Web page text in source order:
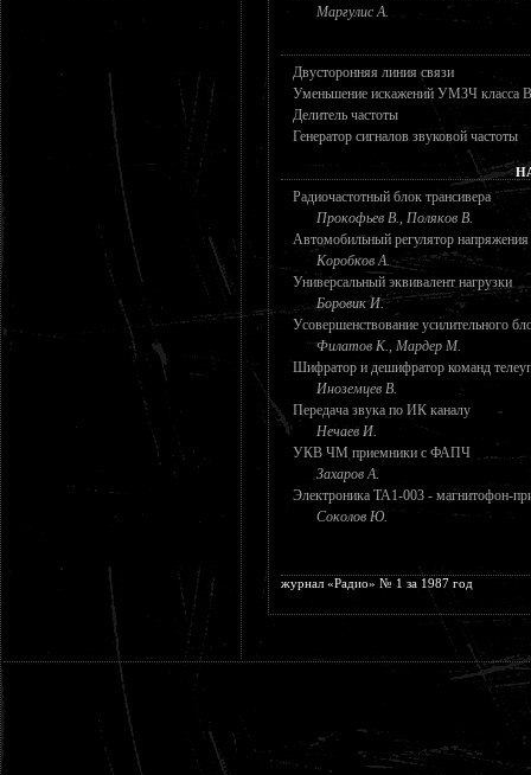
Маргулис А.
Двусторонняя линия связи
Уменьшение искажений УМЗЧ класса В
Делитель частоты
Генератор сигналов звуковой частоты
Радиочастотный блок трансивера
Прокофьев В., Поляков В.
Автомобильный регулятор напряжения
Коробков А.
Универсальный эквивалент нагрузки
Боровик И.
Усовершенствование усилительного
Филатов К., Мардер М.
Шифратор и дешифратор команд
Иноземцев В.
Передача звука по ИК каналу
Нечаев И.
УКВ ЧМ приемники с ФАПЧ
Захаров А.
Электроника ТА1-003 - магнитофон-
Соколов Ю.
журнал «Радио» № 1 за 1987 год